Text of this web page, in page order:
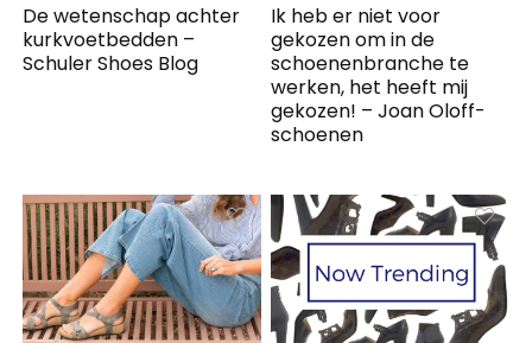
De wetenschap achter
kurkvoetbedden –
Schuler Shoes Blog
Ik heb er niet voor
gekozen om in de
schoenenbranche te
werken, het heeft mij
gekozen! – Joan Oloff-
schoenen